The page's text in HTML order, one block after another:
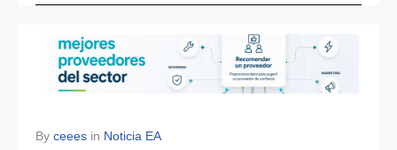
By ceees in Noticia EA